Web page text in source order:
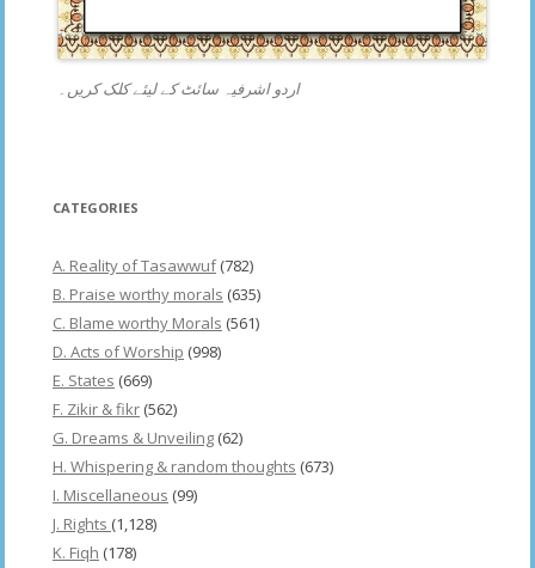
اردو اشرفیہ سائٹ کے لیئے کلک کریں۔
CATEGORIES
A. Reality of Tasawwuf(782)
B. Praise worthy morals (635)
C. Blame worthy Morals (561)
D. Acts of Worship (998)
E. States (669)
F. Zikir & fikr (562)
G. Dreams & Unveiling (62)
H. Whispering & random thoughts (673)
I. Miscellaneous (99)
J. Rights (1,128)
K. Fiqh (178)